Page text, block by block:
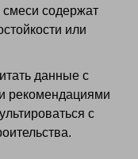
содержат
или
данные с
рекомендациями
с